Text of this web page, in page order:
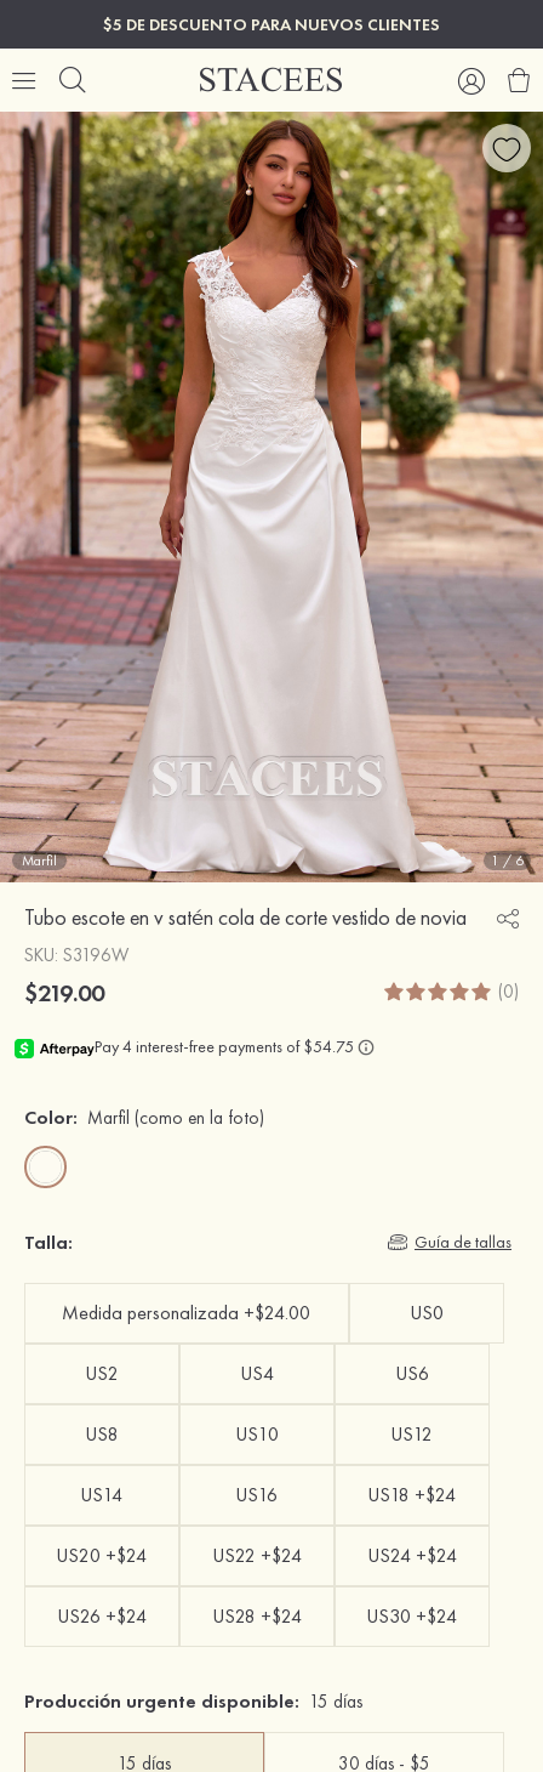
$5 DE DESCUENTO PARA NUEVOS CLIENTES
Marfil 1/6
Tubo escote en v satén cola de corte vestido de novia
SKU: S3196W
$219.00 (0)
Color: Marfil (como en la foto)
Talla: Guía de tallas
Medida personalizada +$24.00 US0
US2 US4 US6
US8 US10 US12
US14 US16 US18 +$24
US20 +$24 US22 +$24 US24 +$24
US26 +$24 US28 +$24 US30 +$24
Producción urgente disponible: 15 días
15 días 30 días - $5